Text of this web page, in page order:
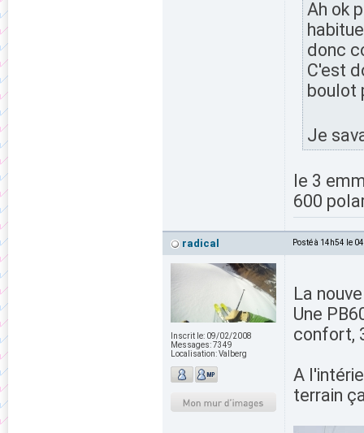
Ah ok
donc
C'est
boulot
Je
le 3
600
radical Posté à 14h54 le
Inscrit le: 09/02/2008
Messages:7349
Localisation:Valberg
La
Une
confort,
A
terrain